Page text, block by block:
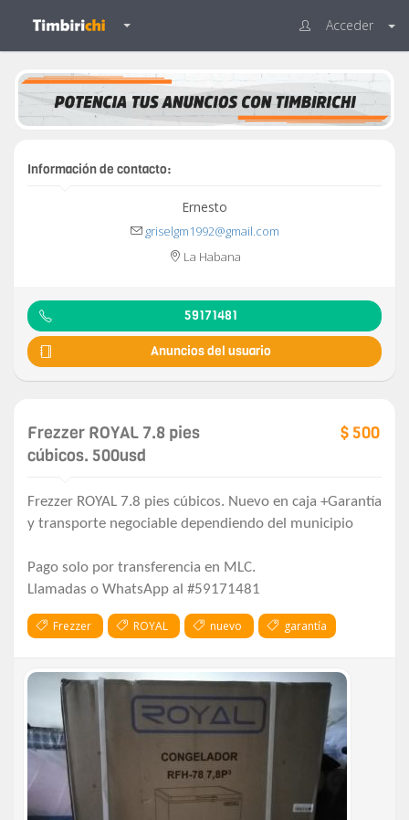
Acceder
Información de contacto:
Ernesto
griselgm1992@gmail.com
La Habana
59171481
Anuncios del usuario
Frezzer ROYAL 7.8 pies
cúbicos. 500usd
$ 500
Frezzer ROYAL 7.8 pies cúbicos. Nuevo en caja +Garantía
y transporte negociable dependiendo del municipio
Pago solo por transferencia en MLC.
Llamadas o WhatsApp al #59171481
Frezzer ROYAL nuevo garantía